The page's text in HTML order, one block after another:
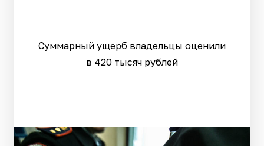
Суммарный ущерб владельцы оценили
в 420 тысяч рублей